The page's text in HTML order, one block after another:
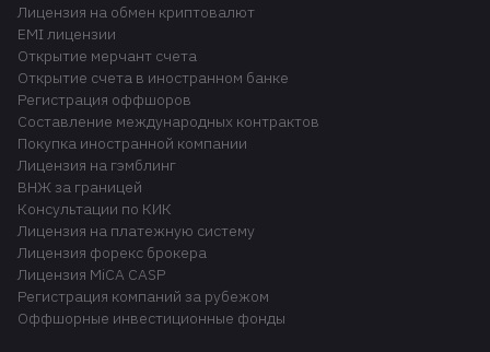
Лицензия на обмен криптовалют
EMI лицензии
Открытие мерчант счета
Открытие счета в иностранном банке
Регистрация оффшоров
Составление международных контрактов
Покупка иностранной компании
Лицензия на гэмблинг
ВНЖ за границей
Консультации по КИК
Лицензия на платежную систему
Лицензия форекс брокера
Лицензия MiCA CASP
Регистрация компаний за рубежом
Оффшорные инвестиционные фонды